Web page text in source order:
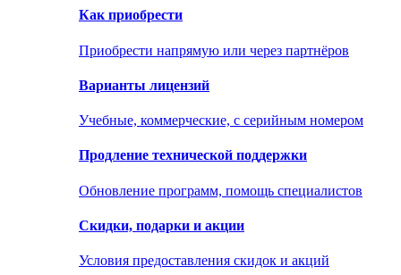
Как приобрести
Приобрести напрямую или через партнёров
Варианты лицензий
Учебные, коммерческие, с серийным номером
Продление технической поддержки
Обновление программ, помощь специалистов
Скидки, подарки и акции
Условия предоставления скидок и акций